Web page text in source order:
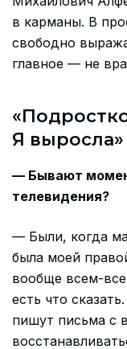
в карманы. В
свободно
главное — не
Я выросла»
— Бывают
телевидения?
— Были, когда
была моей
вообще всем-
есть что
пишут письма с